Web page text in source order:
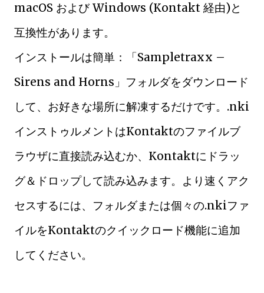
macOS および Windows (Kontakt 経由)と
互換性があります。
インストールは簡単：「Sampletraxx –
Sirens and Horns」フォルダをダウンロード
して、お好きな場所に解凍するだけです。.nki
インストゥルメントはKontaktのファイルブ
ラウザに直接読み込むか、Kontaktにドラッ
グ＆ドロップして読み込みます。より速くアク
セスするには、フォルダまたは個々の.nkiファ
イルをKontaktのクイックロード機能に追加
してください。